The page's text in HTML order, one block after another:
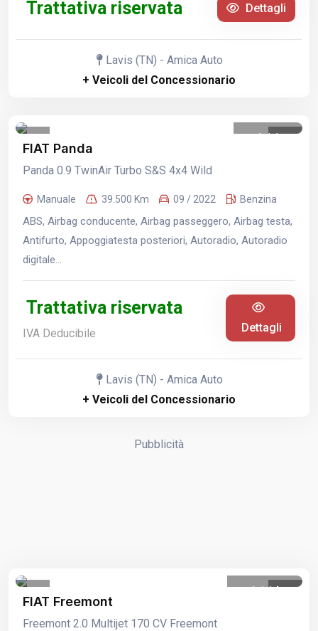
Trattativa riservata Dettagli
Lavis (TN) - Amica Auto
+ Veicoli del Concessionario
1 /1
FIAT Panda
Panda 0.9 TwinAir Turbo S&S 4x4 Wild
Manuale 39.500 Km 09 / 2022 Benzina
ABS, Airbag conducente, Airbag passeggero, Airbag testa,
Antifurto, Appoggiatesta posteriori, Autoradio, Autoradio
digitale...
Trattativa riservata
IVA Deducibile Dettagli
Lavis (TN) - Amica Auto
+ Veicoli del Concessionario
Pubblicità
1 /14
FIAT Freemont
Freemont 2.0 Multijet 170 CV Freemont